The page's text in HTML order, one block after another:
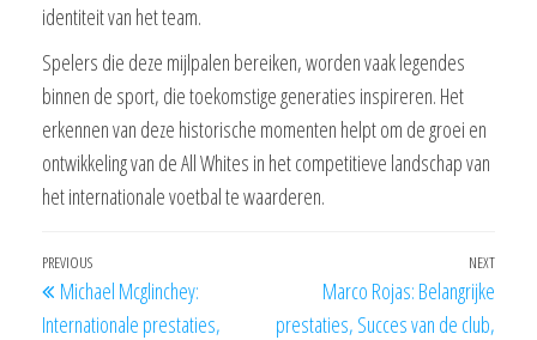
identiteit van het team.
Spelers die deze mijlpalen bereiken, worden vaak legendes
binnen de sport, die toekomstige generaties inspireren. Het
erkennen van deze historische momenten helpt om de groei en
ontwikkeling van de All Whites in het competitieve landschap van
het internationale voetbal te waarderen.
Post
navigation
Previous
Post
PREVIOUS
Michael Mcglinchey:
Internationale prestaties,
Next
NEXT
Marco Rojas: Belangrijke
prestaties, Succes van de club,